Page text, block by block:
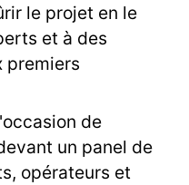
le projet en le
et à des
premiers
de
un panel de
opérateurs et